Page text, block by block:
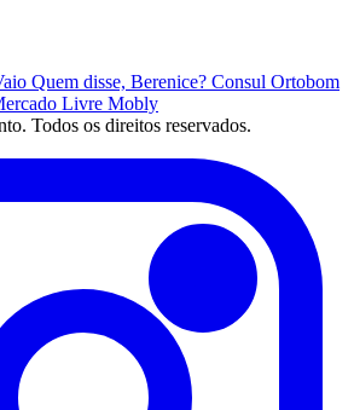
Quem disse, Berenice? Consul Ortobom
Livre Mobly
Todos os direitos reservados.